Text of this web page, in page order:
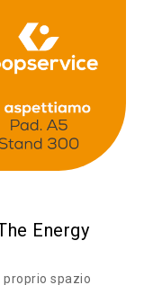
Energy
proprio spazio